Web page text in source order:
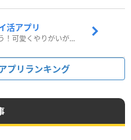
活アプリ
ペットを育ってポイ活しよう！可愛くやりがいがある新感覚アプリ
プリランキング